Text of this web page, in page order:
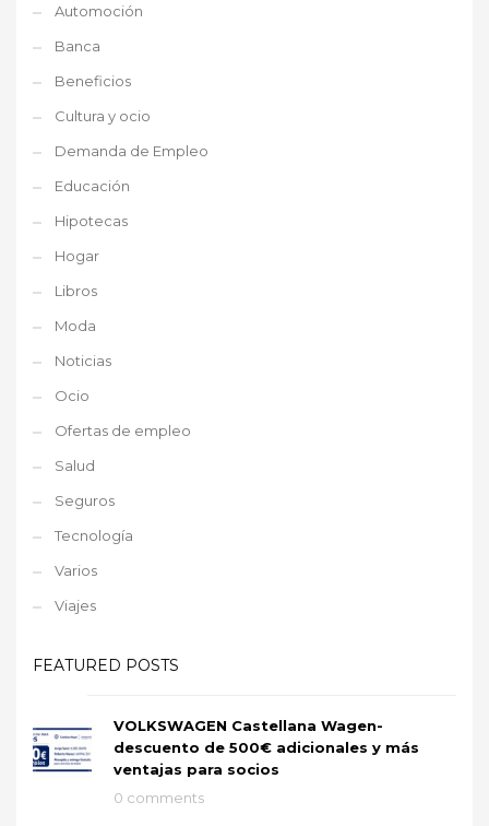
Automoción
Banca
Beneficios
Cultura y ocio
Demanda de Empleo
Educación
Hipotecas
Hogar
Libros
Moda
Noticias
Ocio
Ofertas de empleo
Salud
Seguros
Tecnología
Varios
Viajes
FEATURED POSTS
VOLKSWAGEN Castellana Wagen-
descuento de 500€ adicionales y más
ventajas para socios
0 comments